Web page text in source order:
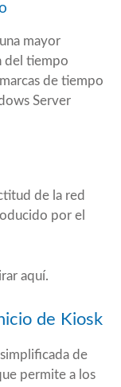
mayor
del tiempo
de tiempo
Server
de la red
por el
aquí.
de Kiosk
de
permite a los